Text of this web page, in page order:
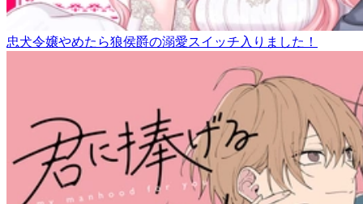
忠犬令嬢やめたら狼侯爵の溺愛スイッチ入りました！